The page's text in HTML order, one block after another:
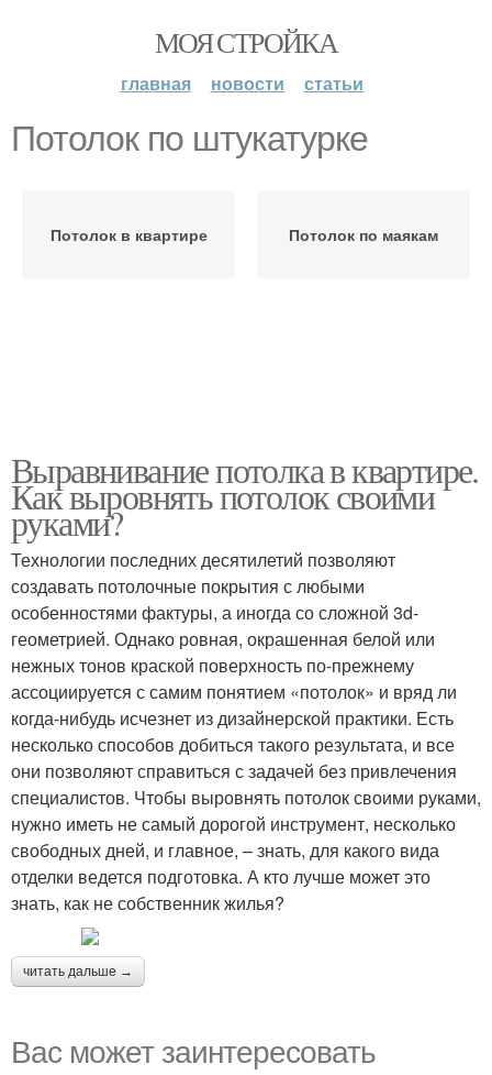
МОЯ СТРОЙКА
главная новости статьи
Потолок по штукатурке
Потолок в квартире Потолок по маякам
Выравнивание потолка в квартире.
Как выровнять потолок своими
руками?
Технологии последних десятилетий позволяют
создавать потолочные покрытия с любыми
особенностями фактуры, а иногда со сложной 3d-
геометрией. Однако ровная, окрашенная белой или
нежных тонов краской поверхность по-прежнему
ассоциируется с самим понятием «потолок» и вряд ли
когда-нибудь исчезнет из дизайнерской практики. Есть
несколько способов добиться такого результата, и все
они позволяют справиться с задачей без привлечения
специалистов. Чтобы выровнять потолок своими руками,
нужно иметь не самый дорогой инструмент, несколько
свободных дней, и главное, – знать, для какого вида
отделки ведется подготовка. А кто лучше может это
знать, как не собственник жилья?
читать дальше →
Вас может заинтересовать